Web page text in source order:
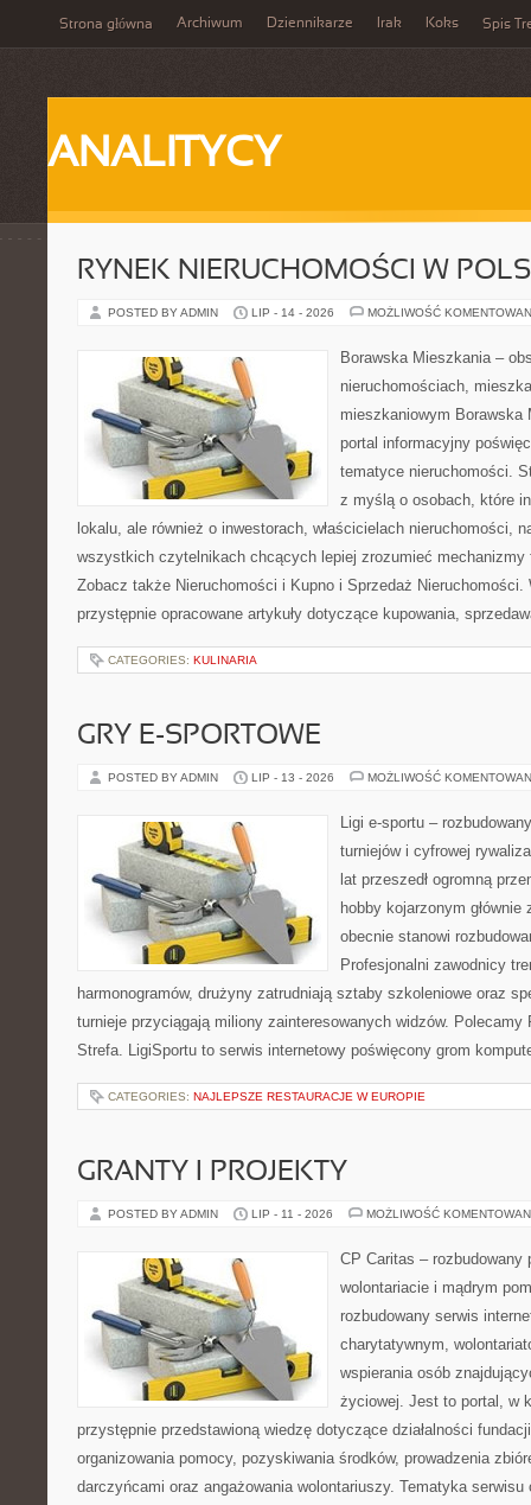
Strona główna Archiwum Dziennikarze Irak Koks Spis
ANALITYCY
RYNEK NIERUCHOMOŚCI W
POSTED BY ADMIN LIP - 14 - 2026 MOŻLIWOŚĆ
Borawska Mieszkania –
nieruchomościach,
mieszkaniowym Borawska
portal informacyjny
tematyce nieruchomości.
z myślą o osobach, które
lokalu, ale również o inwestorach, właścicielach nieruchomości,
wszystkich czytelnikach chcących lepiej zrozumieć mechanizmy
Zobacz także Nieruchomości i Kupno i Sprzedaż
przystępnie opracowane artykuły dotyczące kupowania,
CATEGORIES: KULINARIA
GRY E-SPORTOWE
POSTED BY ADMIN LIP - 13 - 2026 MOŻLIWOŚĆ
Ligi e-sportu –
turniejów i cyfrowej
lat przeszedł ogromną
hobby kojarzonym
obecnie stanowi
Profesjonalni zawodnicy
harmonogramów, drużyny zatrudniają sztaby szkoleniowe oraz
turnieje przyciągają miliony zainteresowanych widzów.
Strefa. LigiSportu to serwis internetowy poświęcony grom
CATEGORIES: NAJLEPSZE RESTAURACJE W EUROPIE
GRANTY I PROJEKTY
POSTED BY ADMIN LIP - 11 - 2026 MOŻLIWOŚĆ
CP Caritas – rozbudowany
wolontariacie i mądrym
rozbudowany serwis
charytatywnym,
wspierania osób
życiowej. Jest to portal, w
przystępnie przedstawioną wiedzę dotyczące działalności
organizowania pomocy, pozyskiwania środków, prowadzenia
darczyńcami oraz angażowania wolontariuszy. Tematyka